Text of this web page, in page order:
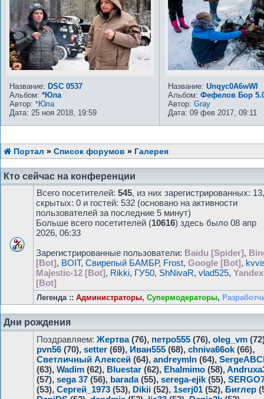
Название: DSC 0537
Альбом: *Юла
Автор: *Юла
Дата: 25 ноя 2018, 19:59
Название: Unqyc0A6wWI
Альбом: Фефелов Бор
Автор: Gray
Дата: 09 фев 2017, 09:11
Портал » Список форумов » Галерея
Кто сейчас на конференции
Всего посетителей: 545, из них зарегистрированных: 13,
скрытых: 0 и гостей: 532 (основано на активности
пользователей за последние 5 минут)
Больше всего посетителей (10616) здесь было 08 апр
2026, 06:33
Зарегистрированные пользователи: Baidu [Spider],
[Bot], BOIT, Свирепый БАМБР, Frost, Google [Bot],
Majestic-12 [Bot], Rikki, ГУ50, ShNivaR, vlad525, Yandex
[Bot]
Легенда :: Администраторы, Супермодераторы,
Дни рождения
Поздравляем: Жертва(76), петро555 (76), oleg_vm
pvn56 (70), setter (69), Иван555 (68), chniva66ok (66),
Светличный Алексей (64), andreymln (64),
(63), Wadim (62), Bluestar (62), Ehalmimo (58),
(57), sega 37 (56), barada(55), serega-ejik (55),
(53), Сергей_1973 (53), Dikii (52), 1serj01 (52), Биглер